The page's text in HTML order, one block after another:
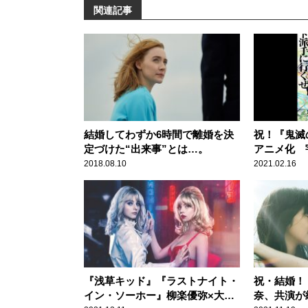
関連記事
結婚してわずか6時間で離婚を決
定づけた“出来事”とは…。
2018.08.10
祝！『鬼
アニメ化
ぎる！！
2021.02.16
『浅草キッド』『ラストナイト・
イン・ソーホー』柳楽優弥×大泉
祝・結婚
奈、共演が